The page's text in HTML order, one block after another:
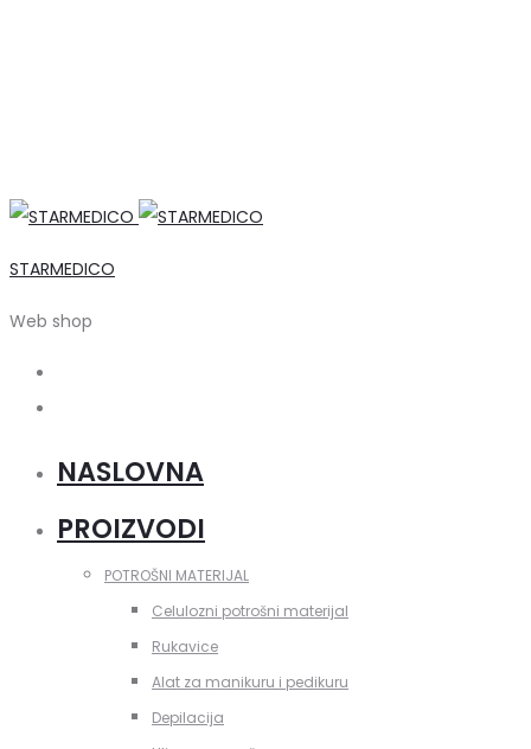
STARMEDICO
Web shop
NASLOVNA
PROIZVODI
POTROŠNI MATERIJAL
Celulozni potrošni materijal
Rukavice
Alat za manikuru i pedikuru
Depilacija